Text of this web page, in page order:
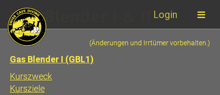
Login
Gas Blender I & II
(Änderungen und Irrtümer vorbehalten.)
Gas Blender I (GBL1)
Kurszweck
Kursziele